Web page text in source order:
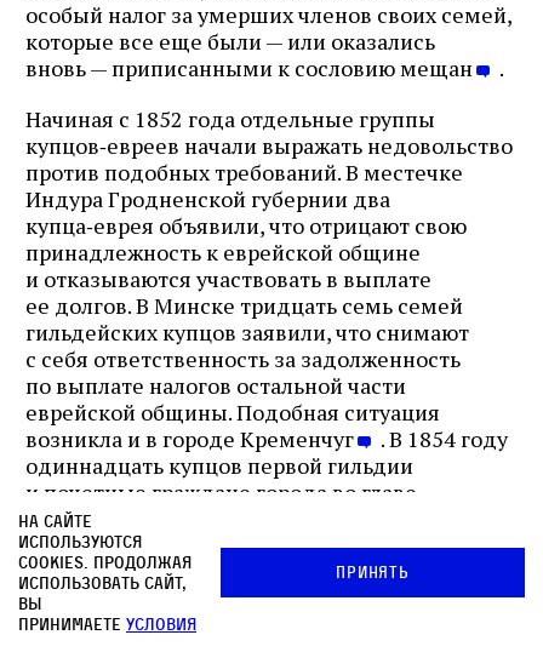
особый налог за умерших членов своих семей,
которые все еще были — или оказались
вновь — приписанными к сословию мещан
.
Начиная с 1852 года отдельные группы
купцов‑евреев начали выражать недовольство
против подобных требований. В местечке
Индура Гродненской губернии два
купца‑еврея объявили, что отрицают свою
принадлежность к еврейской общине
и отказываются участвовать в выплате
ее долгов. В Минске тридцать семь семей
гильдейских купцов заявили, что снимают
с себя ответственность за задолженность
по выплате налогов остальной части
еврейской общины. Подобная ситуация
возникла и в городе Кременчуг
. В 1854 году
одиннадцать купцов первой гильдии
и почетные граждане города во главе
с будущим бароном Евзелем Гинцбургом,
видимо, попытались добиться для себя такого
же порядка налогообложения, написав ряд
ходатайств, в которых высказывались
в поддержку политики правительства
На сайте
используются
cookies. Продолжая
использовать сайт,
вы
принимаете условия
Принять